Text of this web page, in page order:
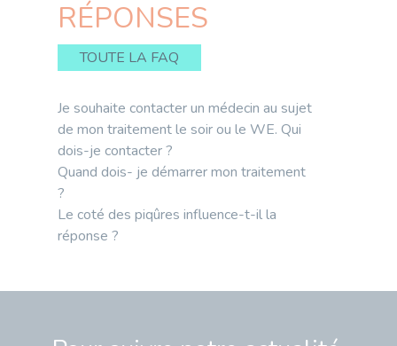
RÉPONSES
TOUTE LA FAQ
Je souhaite contacter un médecin au sujet
de mon traitement le soir ou le WE. Qui
dois-je contacter ?
Quand dois- je démarrer mon traitement
?
Le coté des piqûres influence-t-il la
réponse ?